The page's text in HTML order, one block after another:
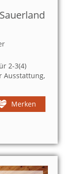
/ Sauerland
2-3(4)
Ausstattung,
Merken